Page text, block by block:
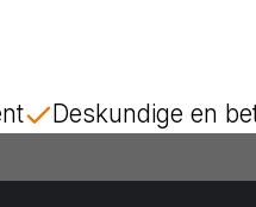
Deskundige en